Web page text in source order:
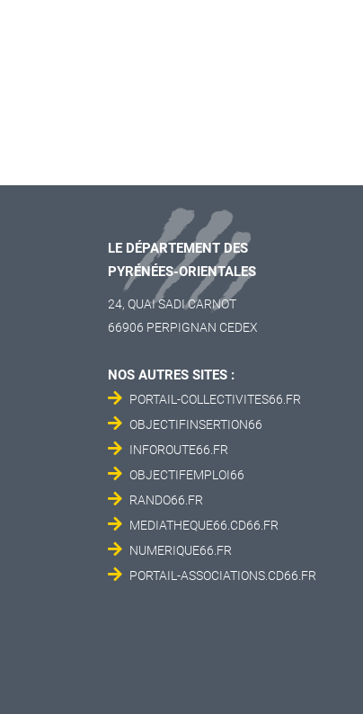
LE DÉPARTEMENT DES
PYRÉNÉES-ORIENTALES
24, QUAI SADI CARNOT
66906 PERPIGNAN CEDEX
NOS AUTRES SITES :
PORTAIL-COLLECTIVITES66.FR
OBJECTIFINSERTION66
INFOROUTE66.FR
OBJECTIFEMPLOI66
RANDO66.FR
MEDIATHEQUE66.CD66.FR
NUMERIQUE66.FR
PORTAIL-ASSOCIATIONS.CD66.FR